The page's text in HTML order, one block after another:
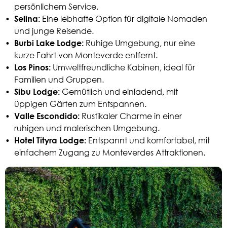
persönlichem Service.
• Selina: Eine lebhafte Option für digitale Nomaden
und junge Reisende.
• Burbi Lake Lodge: Ruhige Umgebung, nur eine
kurze Fahrt von Monteverde entfernt.
• Los Pinos: Umweltfreundliche Kabinen, ideal für
Familien und Gruppen.
• Sibu Lodge: Gemütlich und einladend, mit
üppigen Gärten zum Entspannen.
• Valle Escondido: Rustikaler Charme in einer
ruhigen und malerischen Umgebung.
• Hotel Tityra Lodge: Entspannt und komfortabel, mit
einfachem Zugang zu Monteverdes Attraktionen.